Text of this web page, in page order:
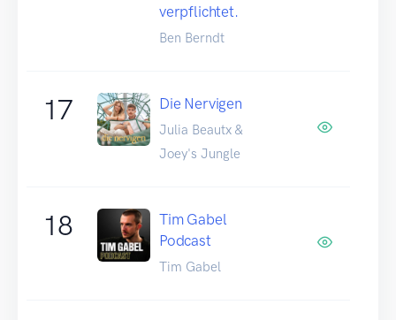
verpflichtet.
Ben Berndt
17 Die Nervigen
Julia Beautx &
Joey's Jungle
18
Tim Gabel
Podcast
Tim Gabel